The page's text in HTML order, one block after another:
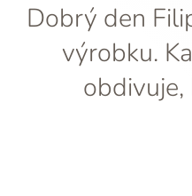
Dobrý den
výrobku.
obdivuje,